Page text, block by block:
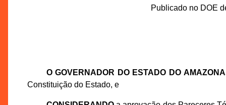
Publicado no DOE
O GOVERNADOR DO ESTADO DO
Constituição do Estado, e